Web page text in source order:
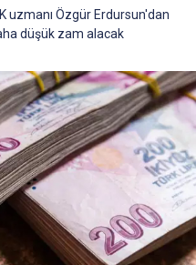
uzmanı Özgür Erdursun'dan
düşük zam alacak